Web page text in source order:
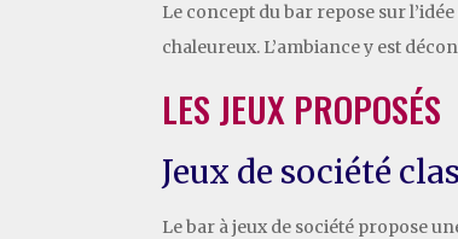
Le concept du bar repose sur
chaleureux. L’ambiance y est
LES JEUX PROPOSÉS
Jeux de société
Le bar à jeux de société propose